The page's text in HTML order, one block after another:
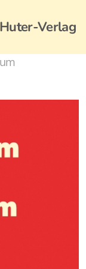
Verlag